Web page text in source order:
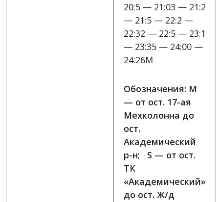
20:5 — 21:03 — 21:2
— 21:5 — 22:2 —
22:32 — 22:5 — 23:1
— 23:35 — 24:00 —
24:26M
Обозначения: M
— от ост. 17-ая
Мехколонна до
ост.
Академический
р-н; S — от ост.
ТК
«Академический»
до ост. Ж/д